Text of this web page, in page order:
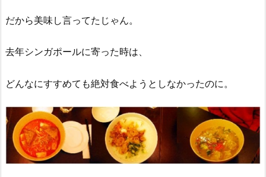
だから美味し言ってたじゃん。
去年シンガポールに寄った時は、
どんなにすすめても絶対食べようとしなかったのに。